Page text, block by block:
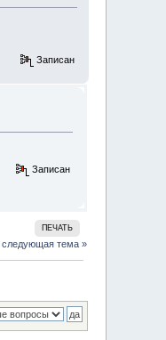
Записан
Записан
ПЕЧАТЬ
следующая тема »